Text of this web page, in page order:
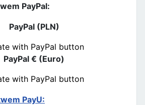
PayPal:
PayPal (PLN)
PayPal € (Euro)
PayU: